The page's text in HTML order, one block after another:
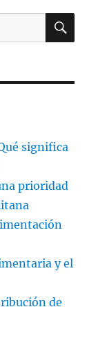
significa
prioridad
y el
de